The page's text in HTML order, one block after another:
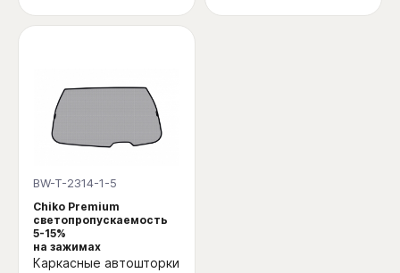
BW-T-2314-1-5
Chiko Premium
светопропускаемость
5-15%
на зажимах
Каркасные автошторки